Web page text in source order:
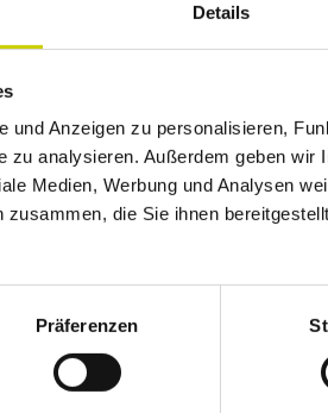
Details
und Anzeigen zu personalisieren,
zu analysieren. Außerdem geben wir
Medien, Werbung und Analysen
die Sie ihnen
Präferenzen
Nov Dez